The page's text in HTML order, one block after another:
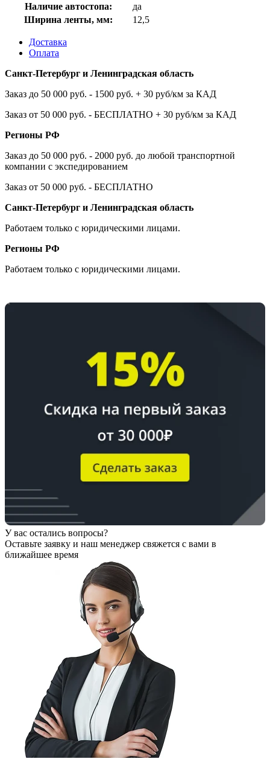
Наличие автостопа:
да
Ширина ленты, мм:
12,5
Доставка
Оплата
Санкт-Петербург и Ленинградская область
Заказ до 50 000 руб. - 1500 руб. + 30 руб/км за КАД
Заказ от 50 000 руб. - БЕСПЛАТНО + 30 руб/км за КАД
Регионы РФ
Заказ до 50 000 руб. - 2000 руб. до любой транспортной
компании с экспедированием
Заказ от 50 000 руб. - БЕСПЛАТНО
Санкт-Петербург и Ленинградская область
Работаем только с юридическими лицами.
Регионы РФ
Работаем только с юридическими лицами.
У вас остались вопросы?
Оставьте заявку и наш менеджер свяжется с вами в
ближайшее время